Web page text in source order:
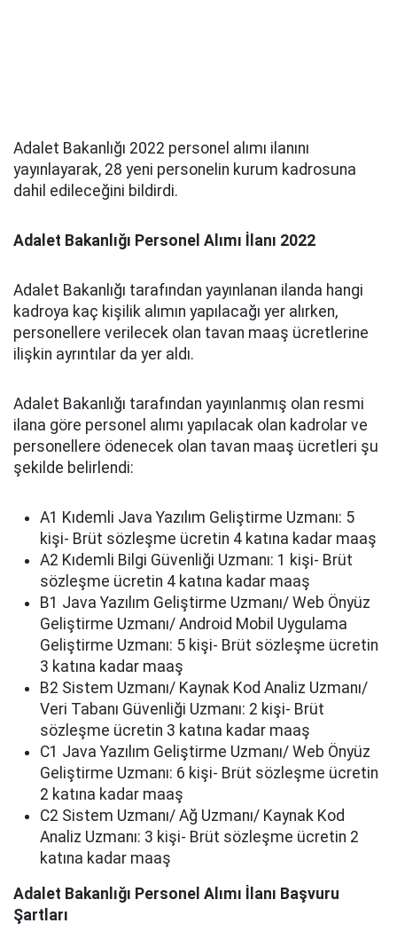
Adalet Bakanlığı 2022 personel alımı ilanını
yayınlayarak, 28 yeni personelin kurum kadrosuna
dahil edileceğini bildirdi.
Adalet Bakanlığı Personel Alımı İlanı 2022
Adalet Bakanlığı tarafından yayınlanan ilanda hangi
kadroya kaç kişilik alımın yapılacağı yer alırken,
personellere verilecek olan tavan maaş ücretlerine
ilişkin ayrıntılar da yer aldı.
Adalet Bakanlığı tarafından yayınlanmış olan resmi
ilana göre personel alımı yapılacak olan kadrolar ve
personellere ödenecek olan tavan maaş ücretleri şu
şekilde belirlendi:
A1 Kıdemli Java Yazılım Geliştirme Uzmanı: 5
kişi- Brüt sözleşme ücretin 4 katına kadar maaş
A2 Kıdemli Bilgi Güvenliği Uzmanı: 1 kişi- Brüt
sözleşme ücretin 4 katına kadar maaş
B1 Java Yazılım Geliştirme Uzmanı/ Web Önyüz
Geliştirme Uzmanı/ Android Mobil Uygulama
Geliştirme Uzmanı: 5 kişi- Brüt sözleşme ücretin
3 katına kadar maaş
B2 Sistem Uzmanı/ Kaynak Kod Analiz Uzmanı/
Veri Tabanı Güvenliği Uzmanı: 2 kişi- Brüt
sözleşme ücretin 3 katına kadar maaş
C1 Java Yazılım Geliştirme Uzmanı/ Web Önyüz
Geliştirme Uzmanı: 6 kişi- Brüt sözleşme ücretin
2 katına kadar maaş
C2 Sistem Uzmanı/ Ağ Uzmanı/ Kaynak Kod
Analiz Uzmanı: 3 kişi- Brüt sözleşme ücretin 2
katına kadar maaş
Adalet Bakanlığı Personel Alımı İlanı Başvuru
Şartları